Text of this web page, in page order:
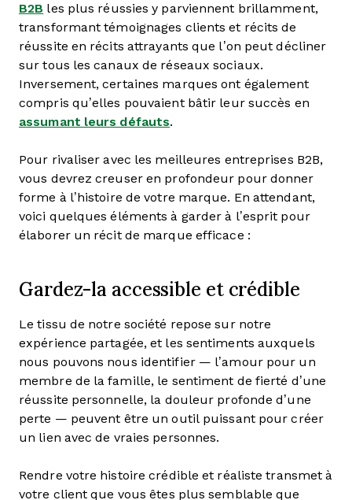
B2B les plus réussies y parviennent brillamment,
transformant témoignages clients et récits de
réussite en récits attrayants que l’on peut décliner
sur tous les canaux de réseaux sociaux.
Inversement, certaines marques ont également
compris qu’elles pouvaient bâtir leur succès en
assumant leurs défauts.
Pour rivaliser avec les meilleures entreprises B2B,
vous devrez creuser en profondeur pour donner
forme à l’histoire de votre marque. En attendant,
voici quelques éléments à garder à l’esprit pour
élaborer un récit de marque efficace :
Gardez-la accessible et crédible
Le tissu de notre société repose sur notre
expérience partagée, et les sentiments auxquels
nous pouvons nous identifier — l’amour pour un
membre de la famille, le sentiment de fierté d’une
réussite personnelle, la douleur profonde d’une
perte — peuvent être un outil puissant pour créer
un lien avec de vraies personnes.
Rendre votre histoire crédible et réaliste transmet à
votre client que vous êtes plus semblable que